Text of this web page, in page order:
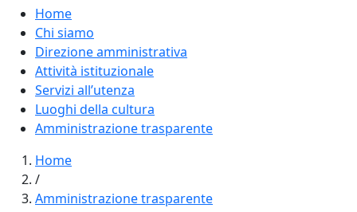
Home
Chi siamo
Direzione amministrativa
Attività istituzionale
Servizi all’utenza
Luoghi della cultura
Amministrazione trasparente
Home
/
Amministrazione trasparente